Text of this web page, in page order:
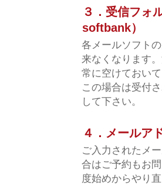
３．受信フォ
softbank）
各メールソフト
来なくなります
常に空けておい
この場合は受付
して下さい。
４．メールア
ご入力されたメ
合はご予約もお
度始めからやり